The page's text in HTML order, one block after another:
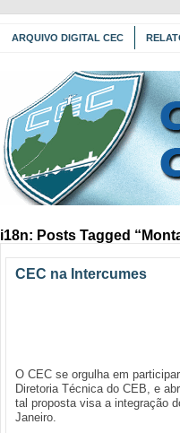
ARQUIVO DIGITAL CEC
i18n: Posts Tagged
CEC na Intercumes
O CEC se orgulha em
Diretoria Técnica do CEB, e
tal proposta visa a integração
Janeiro.